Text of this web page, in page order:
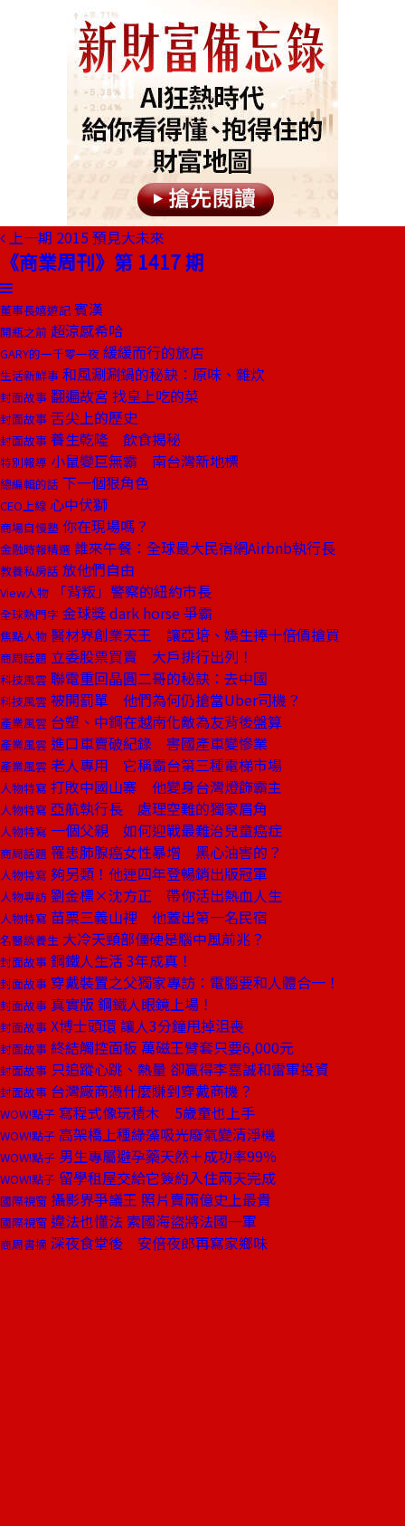
上一期 2015 預見大未來
《商業周刊》第 1417 期
董事長嬉遊記 賓漢
開瓶之前 超涼感希哈
GARY的一千零一夜 緩緩而行的旅店
生活新鮮事 和風涮涮鍋的秘訣：原味、雜炊
封面故事 翻遍故宮 找皇上吃的菜
封面故事 舌尖上的歷史
封面故事 養生乾隆 飲食揭秘
特別報導 小鼠變巨無霸 南台灣新地標
總編輯的話 下一個狠角色
CEO上線 心中伏獅
商場自慢塾 你在現場嗎？
金融時報精選 誰來午餐：全球最大民宿網Airbnb執行長
教養私房話 放他們自由
View人物 「背叛」警察的紐約市長
全球熱門字 金球獎 dark horse 爭霸
焦點人物 醫材界創業天王 讓亞培、嬌生捧十倍價搶買
商周話題 立委股票買賣 大戶排行出列！
科技風雲 聯電重回晶圓二哥的秘訣：去中國
科技風雲 被開罰單 他們為何仍搶當Uber司機？
產業風雲 台塑、中鋼在越南化敵為友背後盤算
產業風雲 進口車賣破紀錄 害國產車變慘業
產業風雲 老人專用 它稱霸台第三種電梯市場
人物特寫 打敗中國山寨 他變身台灣燈飾霸主
人物特寫 亞航執行長 處理空難的獨家眉角
人物特寫 一個父親 如何迎戰最難治兒童癌症
商周話題 罹患肺腺癌女性暴增 黑心油害的？
人物特寫 夠另類！他連四年登暢銷出版冠軍
人物專訪 劉金標×沈方正 帶你活出熱血人生
人物特寫 苗栗三義山裡 他蓋出第一名民宿
名醫談養生 大冷天頸部僵硬是腦中風前兆？
封面故事 鋼鐵人生活 3年成真！
封面故事 穿戴裝置之父獨家專訪：電腦要和人體合一！
封面故事 真實版 鋼鐵人眼鏡上場！
封面故事 X博士頭環 讓人3分鐘甩掉沮喪
封面故事 終結觸控面板 萬磁王臂套只要6,000元
封面故事 只追蹤心跳、熱量 卻贏得李嘉誠和雷軍投資
封面故事 台灣廠商憑什麼賺到穿戴商機？
WOW!點子 寫程式像玩積木 5歲童也上手
WOW!點子 高架橋上種綠藻吸光廢氣變清淨機
WOW!點子 男生專屬避孕藥天然＋成功率99％
WOW!點子 留學租屋交給它簽約入住兩天完成
國際視窗 攝影界爭議王 照片賣兩億史上最貴
國際視窗 違法也懂法 索國海盜將法國一軍
商周書摘 深夜食堂後 安倍夜郎再寫家鄉味